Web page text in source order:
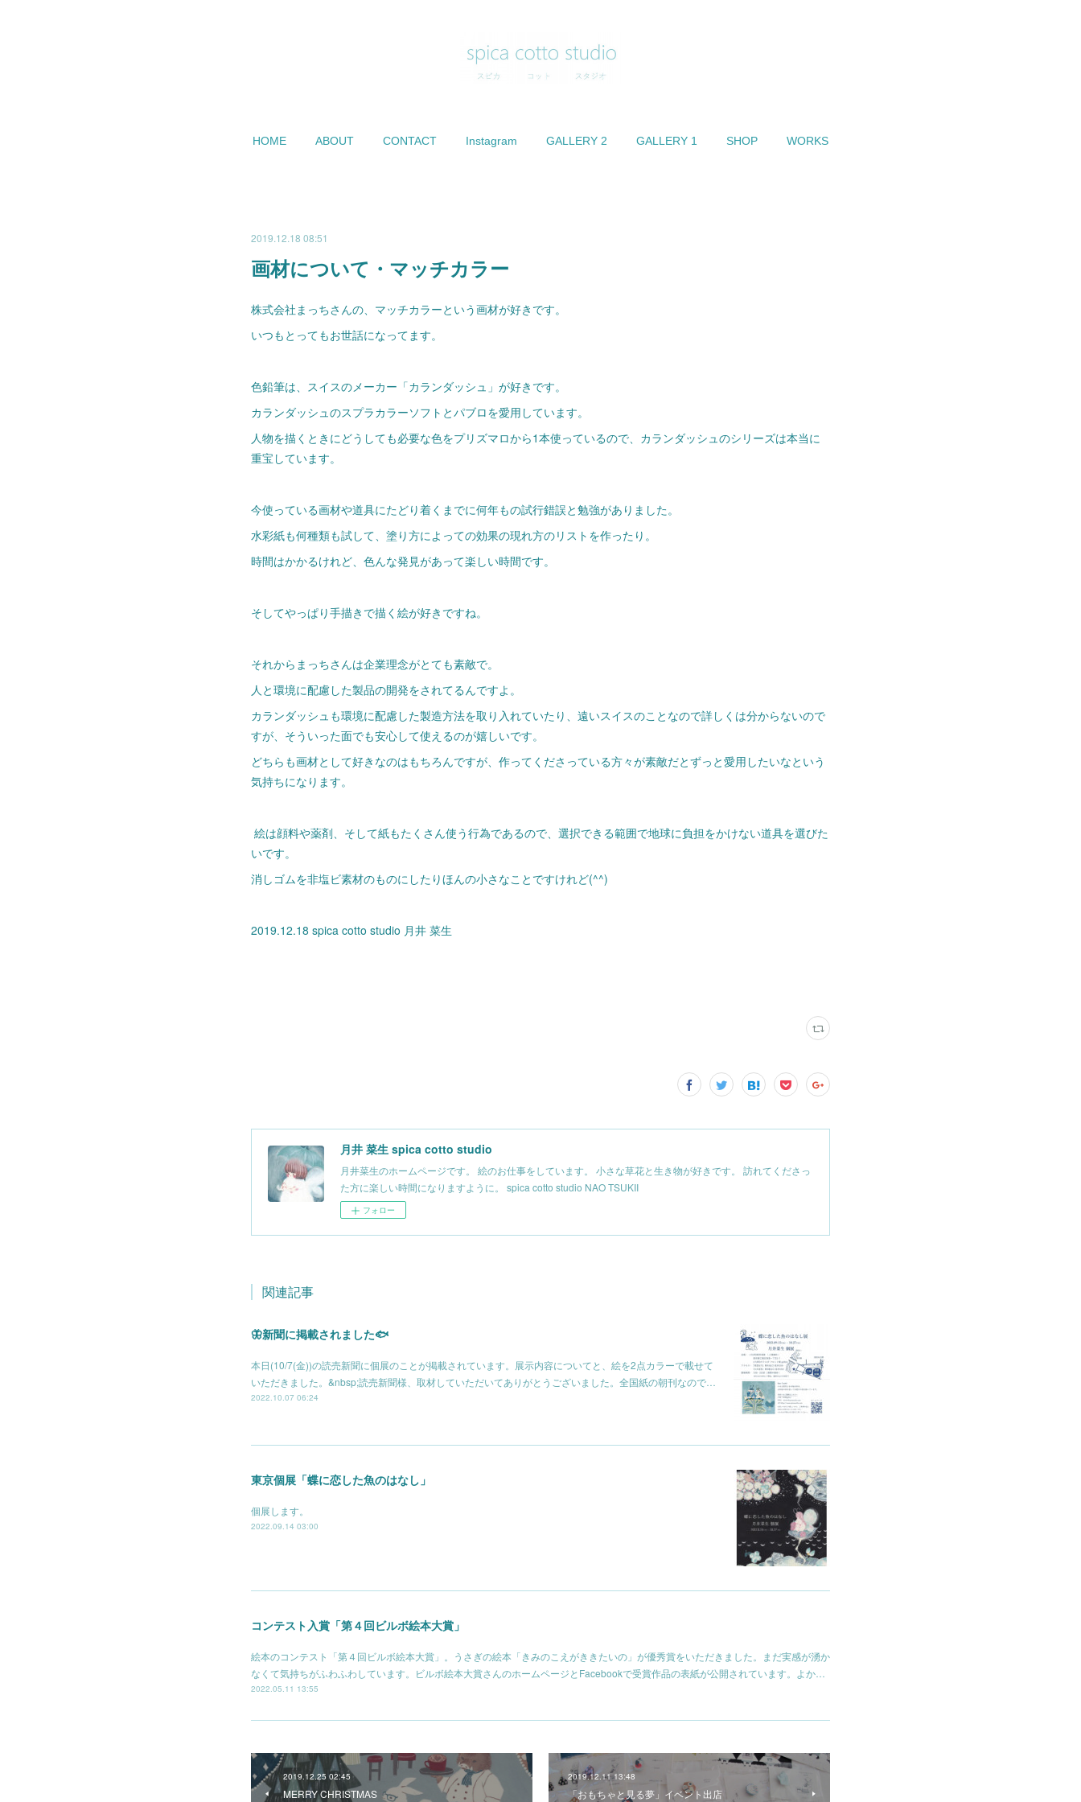
HOME ABOUT CONTACT Instagram GALLERY 2 GALLERY 1 SHOP WORKS
2019.12.18 08:51
画材について・マッチカラー
株式会社まっちさんの、マッチカラーという画材が好きです。
いつもとってもお世話になってます。
色鉛筆は、スイスのメーカー「カランダッシュ」が好きです。
カランダッシュのスプラカラーソフトとパブロを愛用しています。
人物を描くときにどうしても必要な色をプリズマロから1本使っているので、カランダッシュのシリーズは本当に
重宝しています。
今使っている画材や道具にたどり着くまでに何年もの試行錯誤と勉強がありました。
水彩紙も何種類も試して、塗り方によっての効果の現れ方のリストを作ったり。
時間はかかるけれど、色んな発見があって楽しい時間です。
そしてやっぱり手描きで描く絵が好きですね。
それからまっちさんは企業理念がとても素敵で。
人と環境に配慮した製品の開発をされてるんですよ。
カランダッシュも環境に配慮した製造方法を取り入れていたり、遠いスイスのことなので詳しくは分からないので
すが、そういった面でも安心して使えるのが嬉しいです。
どちらも画材として好きなのはもちろんですが、作ってくださっている方々が素敵だとずっと愛用したいなという
気持ちになります。
絵は顔料や薬剤、そして紙もたくさん使う行為であるので、選択できる範囲で地球に負担をかけない道具を選びた
いです。
消しゴムを非塩ビ素材のものにしたりほんの小さなことですけれど(^^)
2019.12.18 spica cotto studio 月井 菜生
月井 菜生 spica cotto studio
月井菜生のホームページです。 絵のお仕事をしています。 小さな草花と生き物が好きです。 訪れてくださっ
た方に楽しい時間になりますように。 spica cotto studio NAO TSUKII
フォロー
関連記事
🦋新聞に掲載されました🐟
本日(10/7(金))の読売新聞に個展のことが掲載されています。展示内容についてと、絵を2点カラーで載せて
いただきました。&nbsp;読売新聞様、取材していただいてありがとうございました。全国紙の朝刊なので…
2022.10.07 06:24
東京個展「蝶に恋した魚のはなし」
個展します。
2022.09.14 03:00
コンテスト入賞「第４回ビルボ絵本大賞」
絵本のコンテスト「第４回ビルボ絵本大賞」。うさぎの絵本「きみのこえがききたいの」が優秀賞をいただきました。まだ実感が湧か
なくて気持ちがふわふわしています。ビルボ絵本大賞さんのホームページとFacebookで受賞作品の表紙が公開されています。よか…
2022.05.11 13:55
2019.12.25 02:45
MERRY CHRISTMAS
2019.12.11 13:48
「おもちゃと見る夢」イベント出店